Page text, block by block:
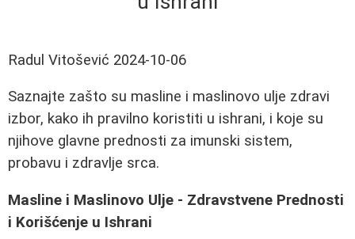
Radul Vitošević 2024-10-06
Saznajte zašto su masline i maslinovo ulje zdravi
izbor, kako ih pravilno koristiti u ishrani, i koje su
njihove glavne prednosti za imunski sistem,
probavu i zdravlje srca.
Masline i Maslinovo Ulje - Zdravstvene Prednosti
i Korišćenje u Ishrаni